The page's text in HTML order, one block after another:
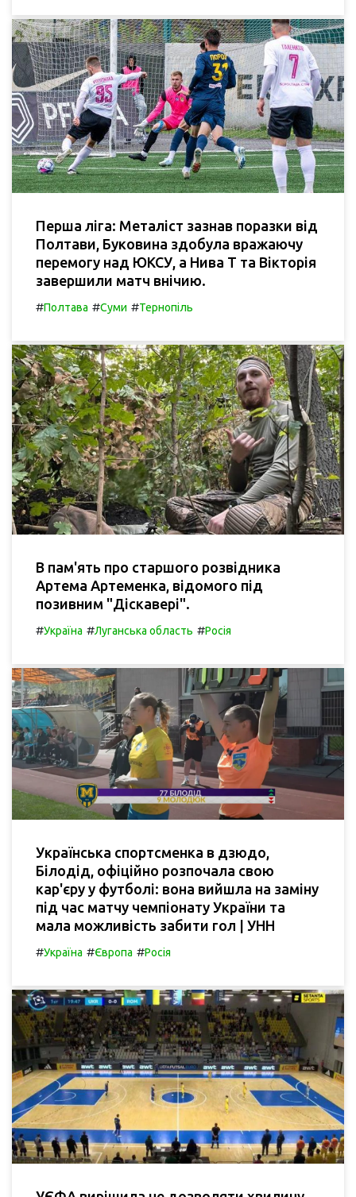
Перша ліга: Металіст зазнав поразки від
Полтави, Буковина здобула вражаючу
перемогу над ЮКСУ, а Нива Т та Вікторія
завершили матч внічию.
#Полтава #Суми #Тернопіль
В пам'ять про старшого розвідника
Артема Артеменка, відомого під
позивним "Діскавері".
#Україна #Луганська область #Росія
Українська спортсменка в дзюдо,
Білодід, офіційно розпочала свою
кар'єру у футболі: вона вийшла на заміну
під час матчу чемпіонату України та
мала можливість забити гол | УНН
#Україна #Європа #Росія